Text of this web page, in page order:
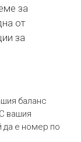
за
от
за
баланс
вашия
да е номер по